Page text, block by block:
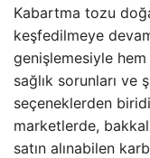
Kabartma tozu
keşfedilmeye
genişlemesiyle
sağlık sorunları
seçeneklerden
marketlerde,
satın alınabilen